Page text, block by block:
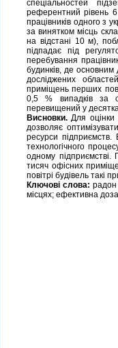
спеціальностей
референтний рівень 6
працівників одного з
за винятком місць
на відстані 10 м),
підпадає під
перебування
будинків, де
досліджених
приміщень перших
0,5 % випадків за
перевищений у
Висновки. Для оцінки
дозволяє
ресурси
технологічного
одному
тисяч офісних
повітрі будівель такі
Ключові слова: радон
місцях; ефективна